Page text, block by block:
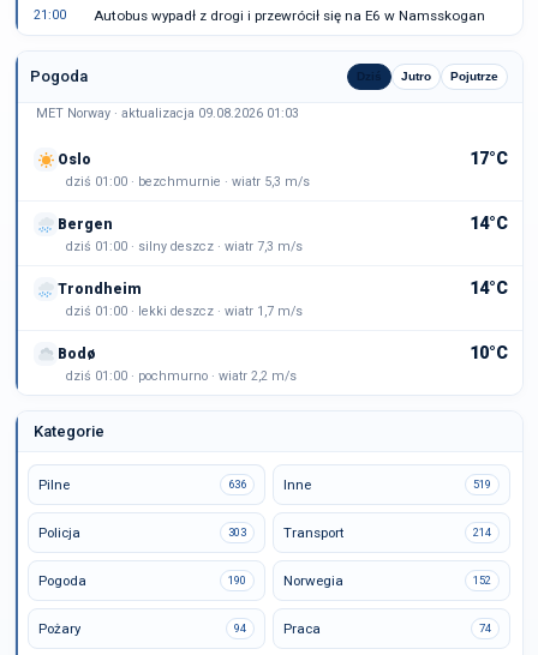
21:00 Autobus wypadł z drogi i przewrócił się na E6 w Namsskogan
Pogoda Dziś Jutro Pojutrze
MET Norway · aktualizacja 09.08.2026 01:03
Oslo 17°C
dziś 01:00 · bezchmurnie · wiatr 5,3 m/s
Bergen 14°C
dziś 01:00 · silny deszcz · wiatr 7,3 m/s
Trondheim 14°C
dziś 01:00 · lekki deszcz · wiatr 1,7 m/s
Bodø 10°C
dziś 01:00 · pochmurno · wiatr 2,2 m/s
Kategorie
Pilne 636 Inne 519
Policja 303 Transport 214
Pogoda 190 Norwegia 152
Pożary 94 Praca 74